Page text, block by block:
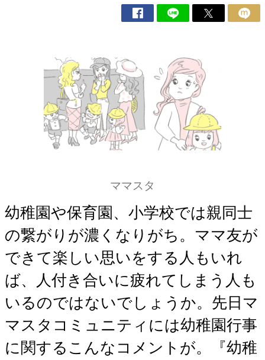
ママスタ
幼稚園や保育園、小学校では親同士
の繋がりが濃くなりがち。ママ友が
できて楽しい思いをする人もいれ
ば、人付き合いに疲れてしまう人も
いるのではないでしょうか。先日マ
マスタコミュニティには幼稚園行事
に関するこんなコメントが。『幼稚